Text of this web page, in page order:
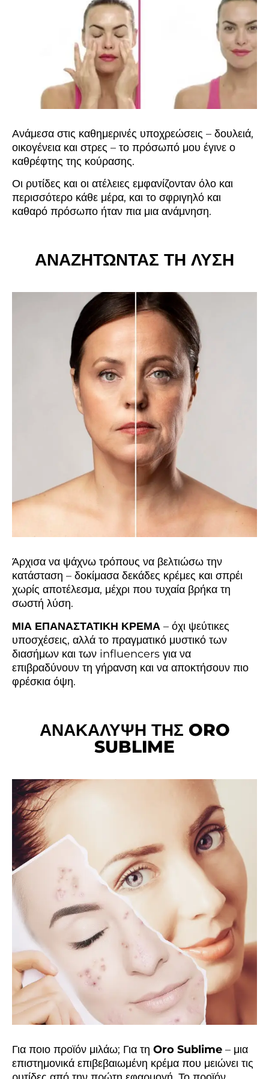
Ανάμεσα στις καθημερινές υποχρεώσεις – δουλειά,
οικογένεια και στρες – το πρόσωπό μου έγινε ο
καθρέφτης της κούρασης.
Οι ρυτίδες και οι ατέλειες εμφανίζονταν όλο και
περισσότερο κάθε μέρα, και το σφριγηλό και
καθαρό πρόσωπο ήταν πια μια ανάμνηση.
ΑΝΑΖΗΤΩΝΤΑΣ ΤΗ ΛΥΣΗ
Άρχισα να ψάχνω τρόπους να βελτιώσω την
κατάσταση – δοκίμασα δεκάδες κρέμες και σπρέι
χωρίς αποτέλεσμα, μέχρι που τυχαία βρήκα τη
σωστή λύση.
ΜΙΑ ΕΠΑΝΑΣΤΑΤΙΚΗ ΚΡΕΜΑ – όχι ψεύτικες
υποσχέσεις, αλλά το πραγματικό μυστικό των
διασήμων και των influencers για να
επιβραδύνουν τη γήρανση και να αποκτήσουν πιο
φρέσκια όψη.
ΑΝΑΚΑΛΥΨΗ ΤΗΣ ORO
SUBLIME
Για ποιο προϊόν μιλάω; Για τη Oro Sublime – μια
επιστημονικά επιβεβαιωμένη κρέμα που μειώνει τις